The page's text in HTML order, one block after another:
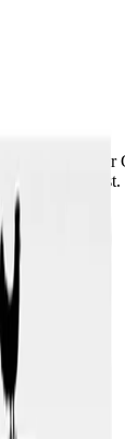
die zu Ihrer
passt.